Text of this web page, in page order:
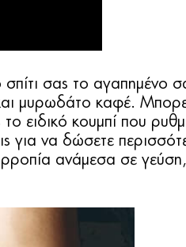
σας το αγαπημένο
μυρωδάτο καφέ.
ειδικό κουμπί που
για να δώσετε
ανάμεσα σε γεύση,